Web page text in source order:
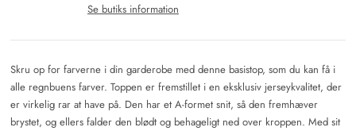
Se butiks information
Skru op for farverne i din garderobe med denne basistop, som du kan få i
alle regnbuens farver. Toppen er fremstillet i en eksklusiv jerseykvalitet, der
er virkelig rar at have på. Den har et A-formet snit, så den fremhæver
brystet, og ellers falder den blødt og behageligt ned over kroppen. Med sit